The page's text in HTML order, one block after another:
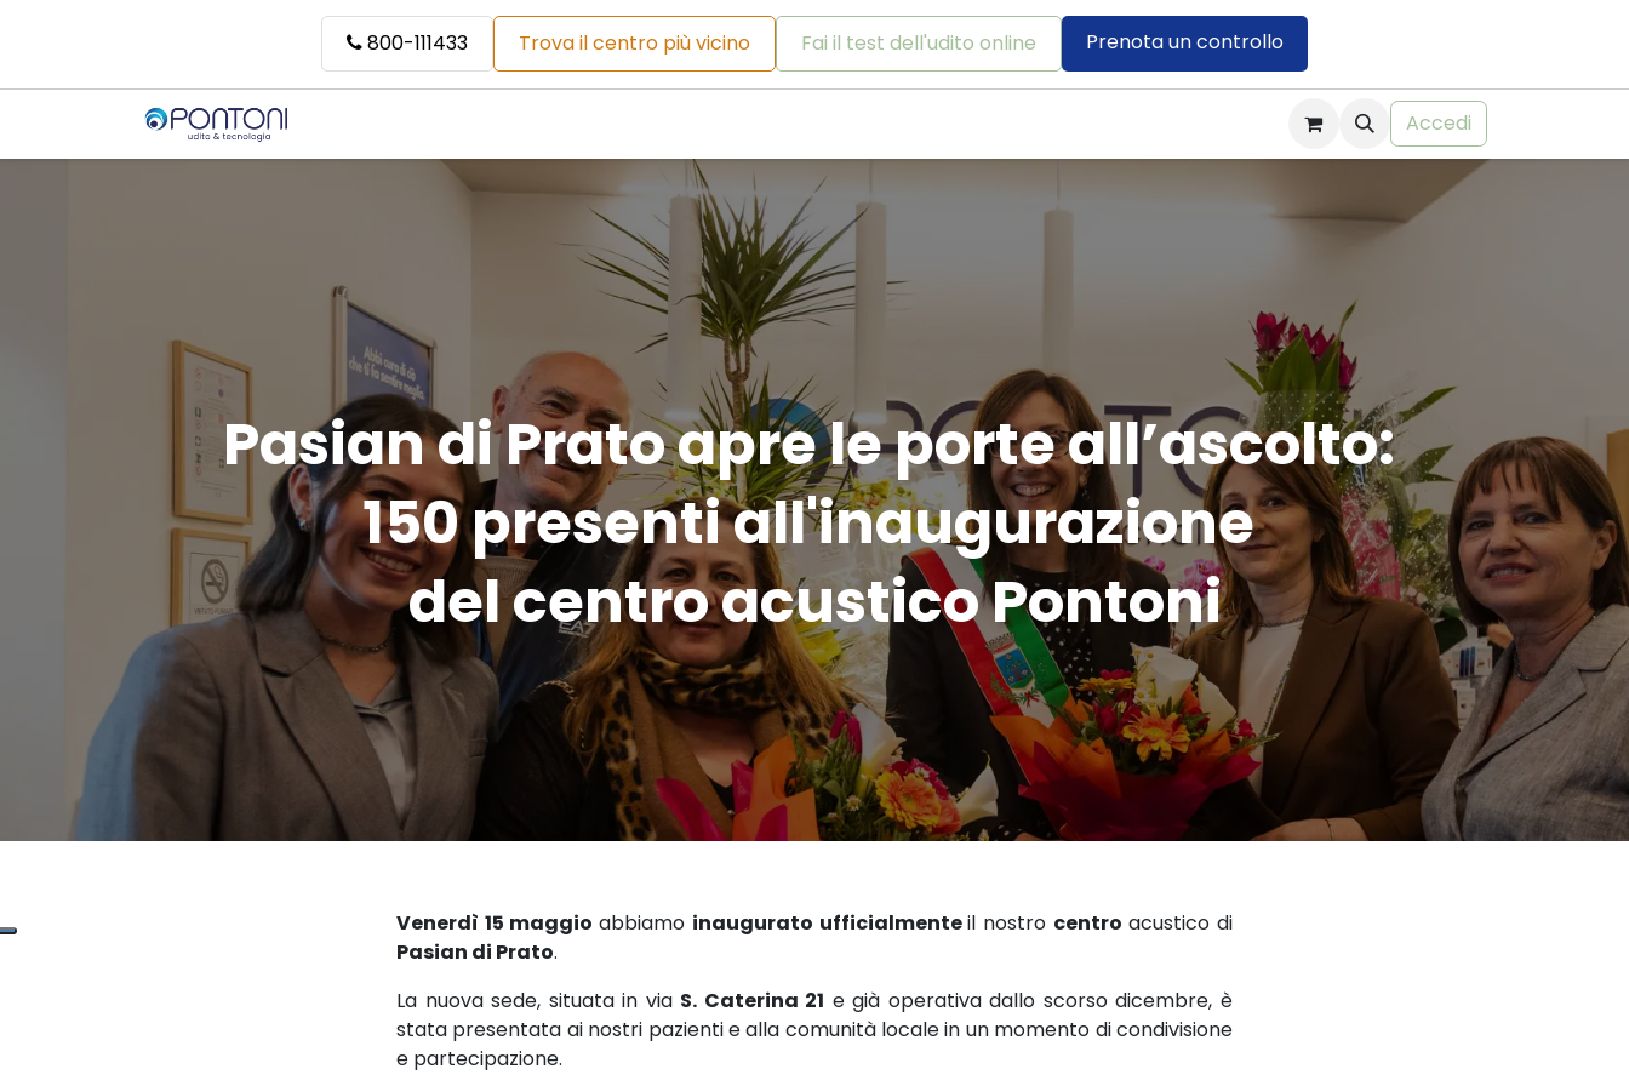
800-111433 Trova il centro più vicino Fai il test dell'udito online Prenota un controllo
Accedi
Pasian di Prato apre le porte all’ascolto:
150 presenti all'inaugurazione
del centro acustico Pontoni
Venerdì 15 maggioabbiamo inaugurato ufficialmenteil nostro centro acustico di
Pasian di Prato.
La nuova sede, situata in via S. Caterina 21 e già operativa dallo scorso dicembre, è
stata presentata ai nostri pazienti e alla comunità locale in un momento di condivisione
e partecipazione.